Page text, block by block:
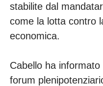
stabilite dal
come la lotta contro
economica.
Cabello ha
forum